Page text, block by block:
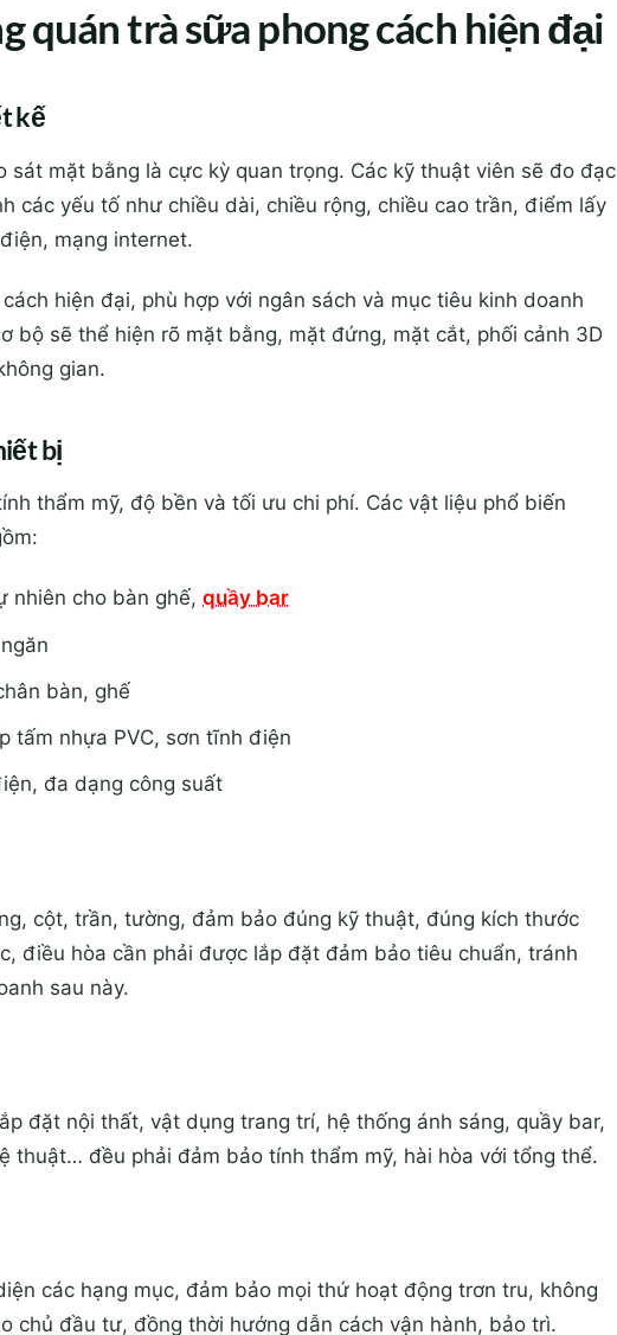
quán trà sữa phong cách hiện đại
kế
mặt bằng là cực kỳ quan trọng. Các kỹ thuật viên sẽ đo đạc
các yếu tố như chiều dài, chiều rộng, chiều cao trần, điểm lấy
mạng internet.
hiện đại, phù hợp với ngân sách và mục tiêu kinh doanh
bộ sẽ thể hiện rõ mặt bằng, mặt đứng, mặt cắt, phối cảnh 3D
gian.
bị
thẩm mỹ, độ bền và tối ưu chi phí. Các vật liệu phổ biến
nhiên cho bàn ghế,quầy bar
bàn, ghế
tấm nhựa PVC, sơn tĩnh điện
đa dạng công suất
cột, trần, tường, đảm bảo đúng kỹ thuật, đúng kích thước
điều hòa cần phải được lắp đặt đảm bảo tiêu chuẩn, tránh
sau này.
đặt nội thất, vật dụng trang trí, hệ thống ánh sáng, quầy bar,
thuật… đều phải đảm bảo tính thẩm mỹ, hài hòa với tổng thể.
các hạng mục, đảm bảo mọi thứ hoạt động trơn tru, không
chủ đầu tư, đồng thời hướng dẫn cách vận hành, bảo trì.